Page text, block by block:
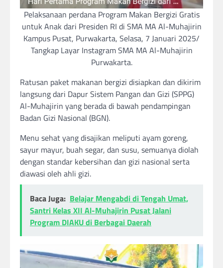
Pelaksanaan perdana Program Makan Bergizi Gratis
untuk Anak dari Presiden RI di SMA MA Al-Muhajirin
Kampus Pusat, Purwakarta, Selasa, 7 Januari 2025/
Tangkap Layar Instagram SMA MA Al-Muhajirin
Purwakarta.
Ratusan paket makanan bergizi disiapkan dan dikirim
langsung dari Dapur Sistem Pangan dan Gizi (SPPG)
Al-Muhajirin yang berada di bawah pendampingan
Badan Gizi Nasional (BGN).
Menu sehat yang disajikan meliputi ayam goreng,
sayur mayur, buah segar, dan susu, semuanya diolah
dengan standar kebersihan dan gizi nasional serta
diawasi oleh ahli gizi.
Baca Juga: Belajar Mengabdi di Tengah Umat,
Santri Kelas XII Al-Muhajirin Pusat Jalani
Program DIAKU di Berbagai Daerah